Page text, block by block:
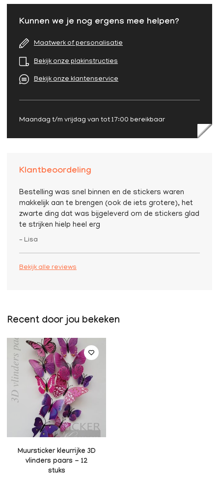
Kunnen we je nog ergens mee helpen?
Maatwerk of personalisatie
Bekijk onze plakinstructies
Bekijk onze klantenservice
Maandag t/m vrijdag van tot 17:00 bereikbaar
Klantbeoordeling
Bestelling was snel binnen en de stickers waren
makkelijk aan te brengen (ook de iets grotere), het
zwarte ding dat was bijgeleverd om de stickers glad
te strijken hielp heel erg
– Lisa
Bekijk alle reviews
Recent door jou bekeken
Muursticker kleurrijke 3D
vlinders paars - 12
stuks